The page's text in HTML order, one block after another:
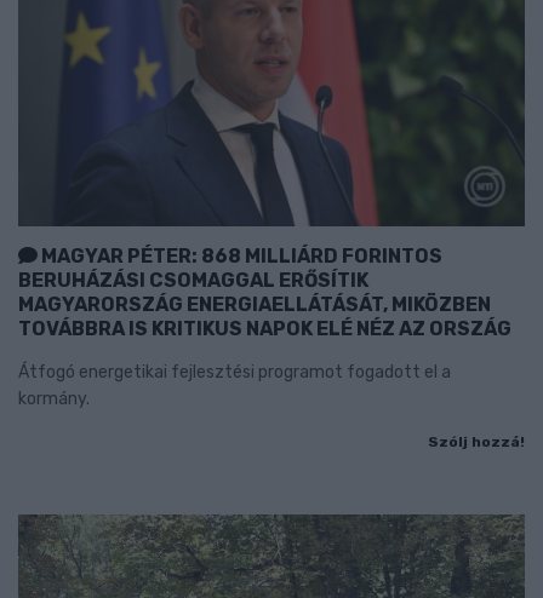
MAGYAR PÉTER: 868 MILLIÁRD FORINTOS
BERUHÁZÁSI CSOMAGGAL ERŐSÍTIK
MAGYARORSZÁG ENERGIAELLÁTÁSÁT, MIKÖZBEN
TOVÁBBRA IS KRITIKUS NAPOK ELÉ NÉZ AZ ORSZÁG
Átfogó energetikai fejlesztési programot fogadott el a
kormány.
Szólj hozzá!